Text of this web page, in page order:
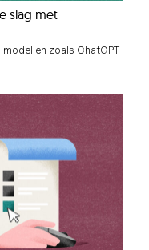
slag met
zoals ChatGPT